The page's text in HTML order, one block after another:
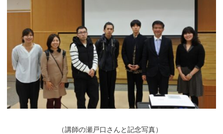
（講師の瀬戸口さんと記念写真）